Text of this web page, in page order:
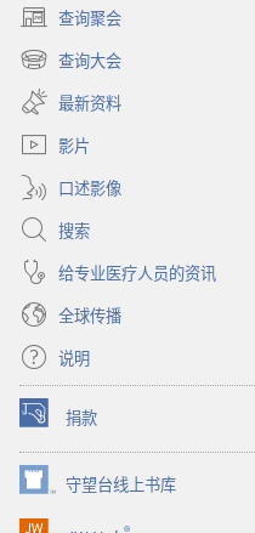
查询聚会
（打
开
新
窗
口）
查询大会
（打
开
新
窗
最新资料
影片
口述影像
搜索
给专业医疗人员的资讯
全球传播
说明
捐款
（打
开
新
窗
口）
守望台线上书库
（打
开